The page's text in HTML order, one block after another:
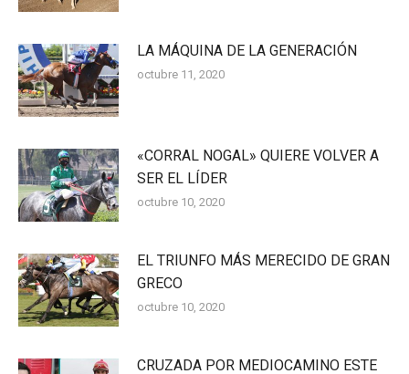
LA MÁQUINA DE LA GENERACIÓN
octubre 11, 2020
«CORRAL NOGAL» QUIERE VOLVER A
SER EL LÍDER
octubre 10, 2020
EL TRIUNFO MÁS MERECIDO DE GRAN
GRECO
octubre 10, 2020
CRUZADA POR MEDIOCAMINO ESTE